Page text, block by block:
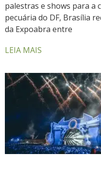
palestras e shows para a
pecuária do DF, Brasília
da Expoabra entre
LEIA MAIS